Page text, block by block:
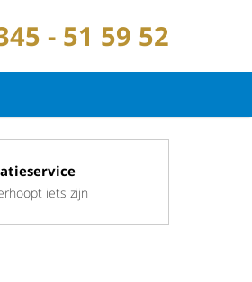
- 51 59 52
iets zijn